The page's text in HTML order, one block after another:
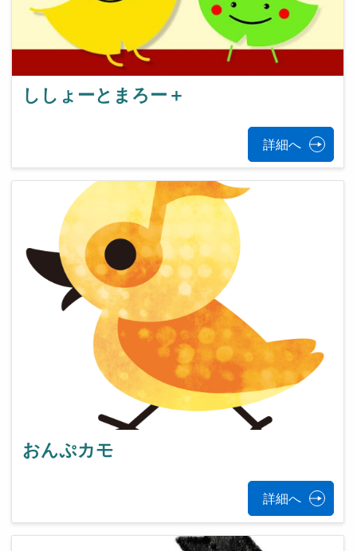
ししょーとまろー＋
詳細へ
おんぷカモ
詳細へ